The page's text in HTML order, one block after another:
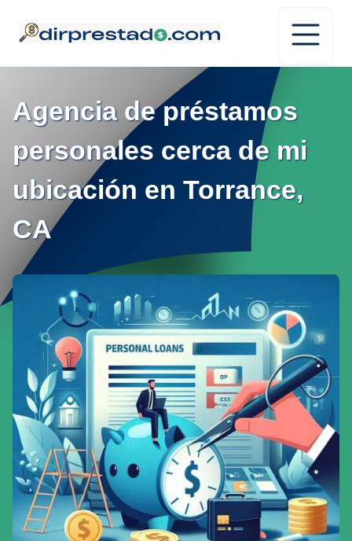
Agencia de préstamos
personales cerca de mi
ubicación en Torrance,
CA